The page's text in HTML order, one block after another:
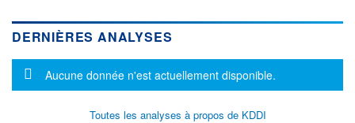
DERNIÈRES ANALYSES
Message d'information
Aucune donnée n'est actuellement disponible.
Toutes les analyses à propos de KDDI